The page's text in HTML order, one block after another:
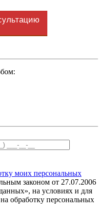
моих персональных
законом от 27.07.2006
на условиях и для
обработку персональных